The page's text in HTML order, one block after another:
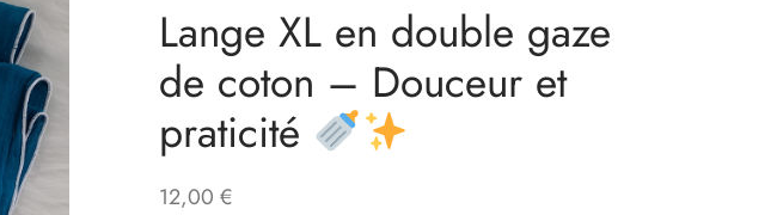
Lange XL en double gaze
de coton – Douceur et
praticité
12,00 €